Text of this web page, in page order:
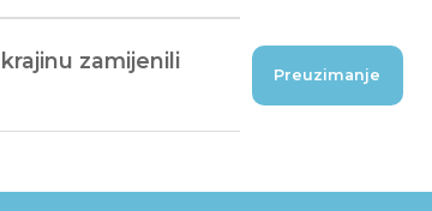
zamijenili
Preuzimanje